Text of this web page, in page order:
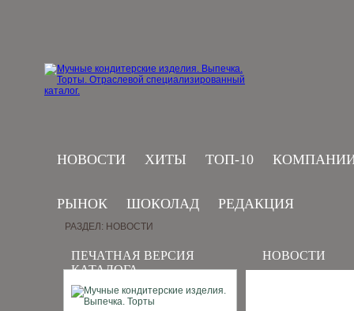
НОВОСТИ ХИТЫ ТОП-10
РЫНОК ШОКОЛАД РЕДАКЦИЯ
ПЕЧАТНАЯ ВЕРСИЯ
КАТАЛОГА
РАЗДЕЛ: НОВОСТИ
НОВОСТИ